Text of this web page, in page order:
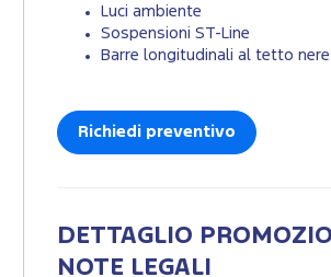
Luci ambiente
Sospensioni ST-Line
Barre longitudinali al tetto nere
Richiedi preventivo
DETTAGLIO
NOTE LEGALI